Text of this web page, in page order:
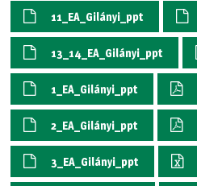
11_EA_Gilányi_ppt
13_14_EA_Gilányi_ppt
1_EA_Gilányi_ppt
2_EA_Gilányi_ppt
3_EA_Gilányi_ppt